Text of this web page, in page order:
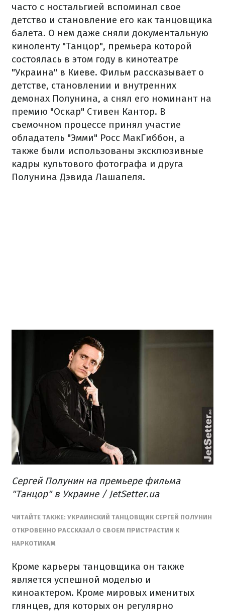
часто с ностальгией вспоминал свое
детство и становление его как танцовщика
балета. О нем даже сняли документальную
киноленту "Танцор", премьера которой
состоялась в этом году в кинотеатре
"Украина" в Киеве. Фильм рассказывает о
детстве, становлении и внутренних
демонах Полунина, а снял его номинант на
премию "Оскар" Стивен Кантор. В
съемочном процессе принял участие
обладатель "Эмми" Росс МакГиббон, а
также были использованы эксклюзивные
кадры культового фотографа и друга
Полунина Дэвида Лашапеля.
Сергей Полунин на премьере фильма
"Танцор" в Украине / JetSetter.ua
ЧИТАЙТЕ ТАКЖЕ: УКРАИНСКИЙ ТАНЦОВЩИК СЕРГЕЙ ПОЛУНИН
ОТКРОВЕННО РАССКАЗАЛ О СВОЕМ ПРИСТРАСТИИ К
НАРКОТИКАМ
Кроме карьеры танцовщика он также
является успешной моделью и
киноактером. Кроме мировых именитых
глянцев, для которых он регулярно